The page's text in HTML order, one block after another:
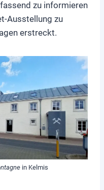
zu informieren
Ausstellung zu
erstreckt.
in Kelmis